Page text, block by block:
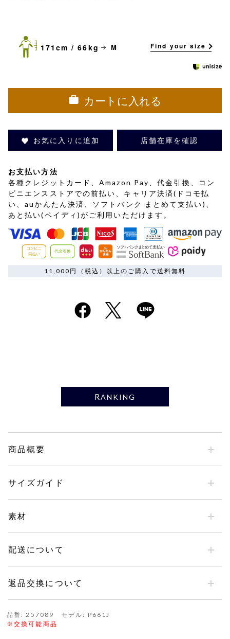
171cm / 66kg M Find your size
カートに入れる
お気に入りに追加 店舗在庫を確認
お支払い方法
各種クレジットカード、Amazon Pay、代金引換、コン
ビニエンスストアでの前払い、キャリア決済(ドコモ払
い、auかんたん決済、ソフトバンク まとめて支払い)、
あと払い(ペイディ)がご利用いただけます。
11,000円（税込）以上のご購入で送料無料
RANKING
商品概要
サイズガイド
素材
配送について
返品交換について
品番: 257089 モデル: P661J
※交換可能商品